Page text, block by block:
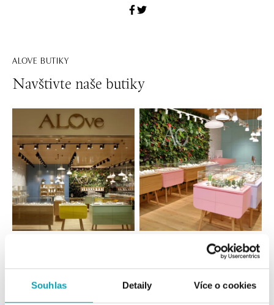
Souhlas Detaily Více o cookies
ALOVE BUTIKY
Navštivte naše butiky
Plzeňská 8, 150 00 Praha 5 - Anděl
tel.: +420736509250